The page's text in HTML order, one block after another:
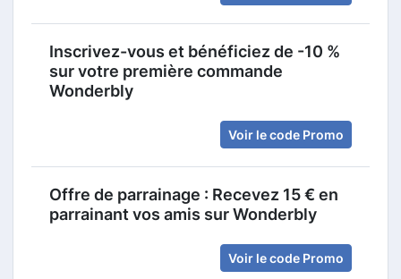
Inscrivez-vous et bénéficiez de -10 %
sur votre première commande
Wonderbly
Voir le code Promo
Offre de parrainage : Recevez 15 € en
parrainant vos amis sur Wonderbly
Voir le code Promo